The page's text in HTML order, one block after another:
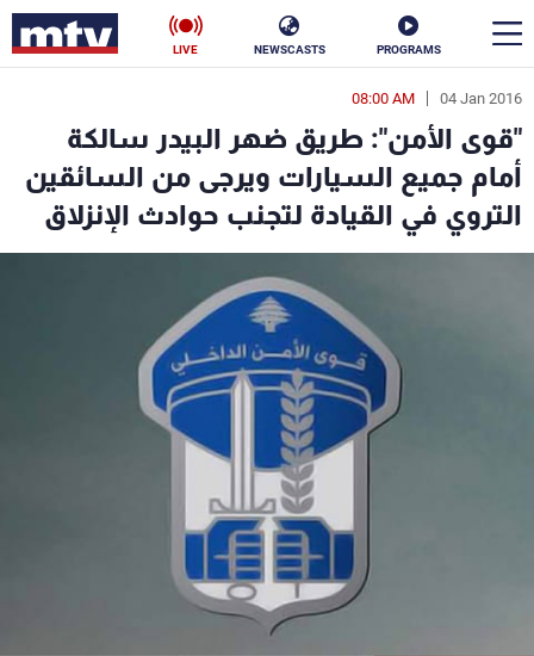
PROGRAMS
NEWSCASTS
LIVE
04 Jan 2016
08:00 AM
"قوى الأمن": طريق ضهر البيدر سالكة
أمام جميع السيارات ويرجى من السائقين
التروي في القيادة لتجنب حوادث الإنزلاق
en
الأخبار
سياسة ناس
فن
رياضة